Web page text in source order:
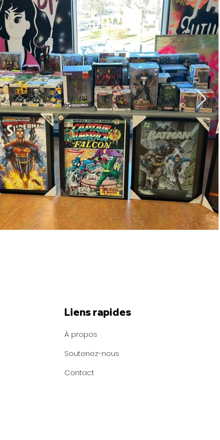
Liens rapides
À propos
Soutenez-nous
Contact